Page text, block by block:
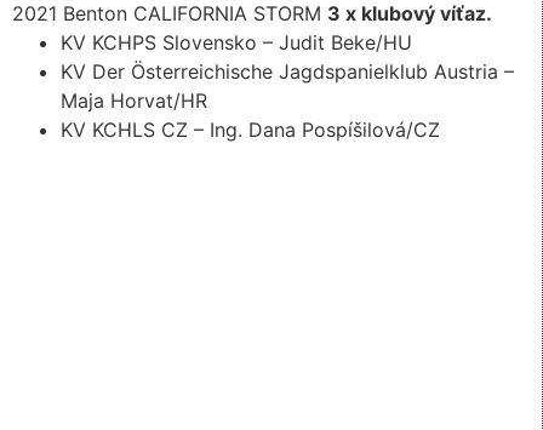
2021 Benton CALIFORNIA STORM 3 x klubový víťaz.
KV KCHPS Slovensko – Judit Beke/HU
KV Der Österreichische Jagdspanielklub Austria –
Maja Horvat/HR
KV KCHLS CZ – Ing. Dana Pospíšilová/CZ